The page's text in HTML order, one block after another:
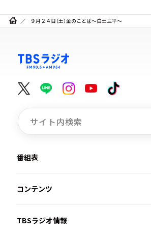
９月２４日（土）金のことば～白土三平～
番組表
コンテンツ
TBSラジオ情報